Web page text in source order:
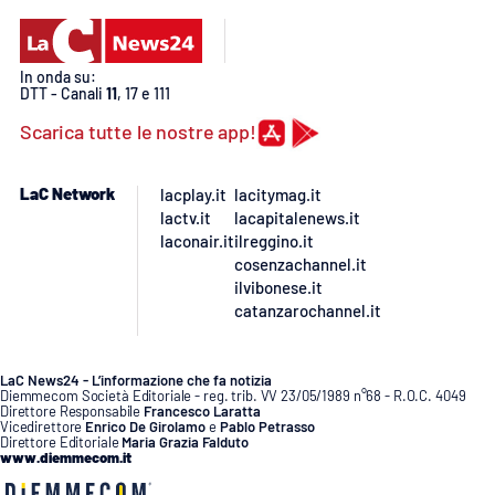
Buona Sanità Calabria
LA
CALABRIAVISIONE
Destinazioni
LAC
NETWORK
In onda su:
DTT - Canali 11, 17 e 111
Scarica tutte le nostre app!
LaC Network
lacplay.it
lactv.it
laconair.it
lacitymag.it
lacapitalenews.it
ilreggino.it
cosenzachannel.it
ilvibonese.it
catanzarochannel.it
LaC News24 - L’informazione che fa notizia
Diemmecom Società Editoriale - reg. trib. VV 23/05/1989 n°68 - R.O.C. 4049
Direttore Responsabile Francesco Laratta
Vicedirettore Enrico De GirolamoePablo Petrasso
Direttore Editoriale Maria Grazia Falduto
www.diemmecom.it